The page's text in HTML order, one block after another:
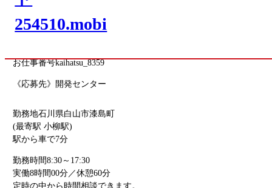
NEW
お仕事番号kaihatsu_8359
《応募先》開発センター
勤務地石川県白山市漆島町
(最寄駅 小柳駅)
駅から車で7分
勤務時間8:30～17:30
実働8時間00分／休憩60分
定時の中から時間相談できます。